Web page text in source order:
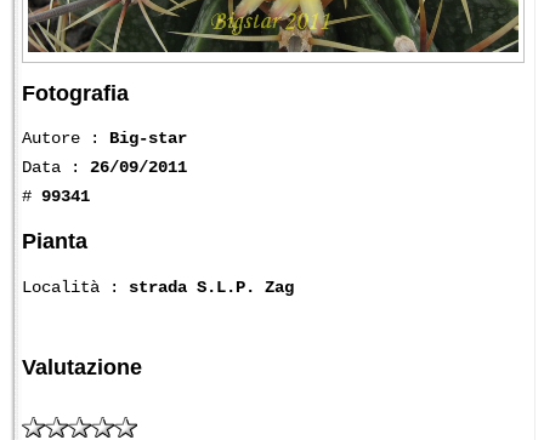
Fotografia
Autore : Big-star
Data : 26/09/2011
# 99341
Pianta
Località : strada S.L.P. Zag
Valutazione